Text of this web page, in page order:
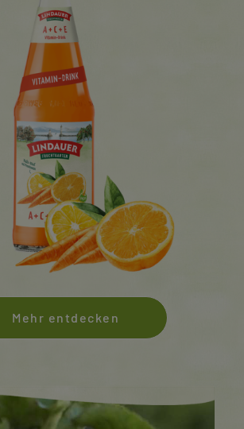
Mehr entdecken